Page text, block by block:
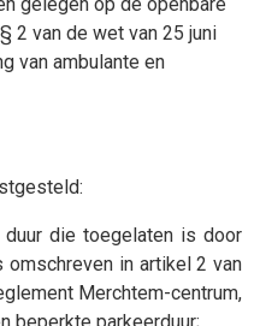
2 van de wet van 25 juni
van ambulante en
die toegelaten is door
in artikel 2 van
Merchtem-centrum,